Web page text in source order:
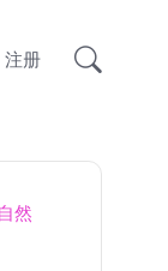
注册
然